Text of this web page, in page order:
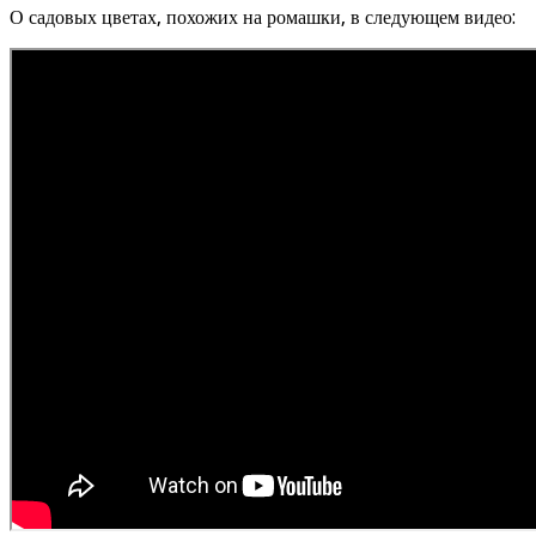
О садовых цветах, похожих на ромашки, в следующем видео: